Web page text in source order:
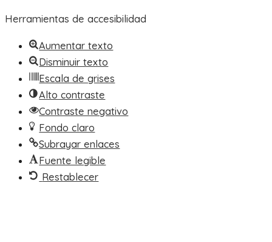
Herramientas de accesibilidad
Aumentar texto
Disminuir texto
Escala de grises
Alto contraste
Contraste negativo
Fondo claro
Subrayar enlaces
Fuente legible
Restablecer